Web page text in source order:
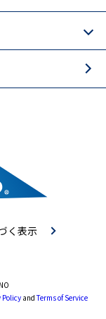
く表示
PolicyandTerms of Service